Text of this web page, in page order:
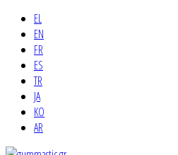
EL
EN
FR
ES
TR
JA
KO
AR